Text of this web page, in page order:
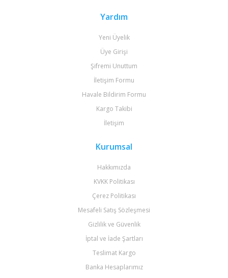
Yardım
Yeni Üyelik
Üye Girişi
Şifremi Unuttum
İletişim Formu
Havale Bildirim Formu
Kargo Takibi
İletişim
Kurumsal
Hakkımızda
KVKK Politikası
Çerez Politikası
Mesafeli Satış Sözleşmesi
Gizlilik ve Güvenlik
İptal ve İade Şartları
Teslimat Kargo
Banka Hesaplarımız